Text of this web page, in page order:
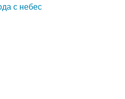
с небес